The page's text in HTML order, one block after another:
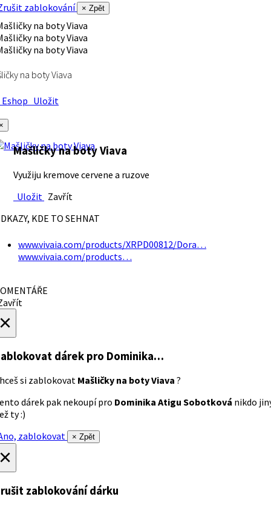
zablokování
× Zpět
na boty Viava
Uložit
Mašličky na boty Viava
Využiju kremove cervene a ruzove
Uložit Zavřít
KDE TO SEHNAT
www.vivaia.com/products/XRPD00812/Dora…
www.vivaia.com/products…
dárek pro Dominika…
si zablokovat Mašličky na boty Viava ?
dárek pak nekoupí pro Dominika Atigu Sobotková nikdo
ty :)
zablokovat
× Zpět
zablokování dárku